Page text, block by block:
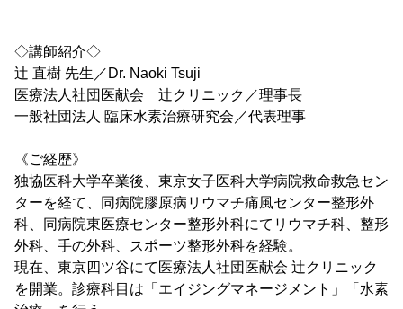
◇講師紹介◇
辻 直樹 先生／Dr. Naoki Tsuji
医療法人社団医献会 辻クリニック／理事長
一般社団法人 臨床水素治療研究会／代表理事
《ご経歴》
独協医科大学卒業後、東京女子医科大学病院救命救急セン
ターを経て、同病院膠原病リウマチ痛風センター整形外
科、同病院東医療センター整形外科にてリウマチ科、整形
外科、手の外科、スポーツ整形外科を経験。
現在、東京四ツ谷にて医療法人社団医献会 辻クリニック
を開業。診療科目は「エイジングマネージメント」「水素